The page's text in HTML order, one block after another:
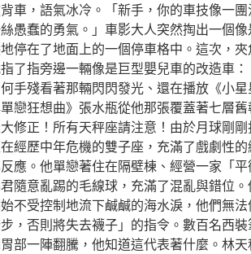
車，語氣冰冷。「新手，你的車技像一
愚蠢的勇氣。」車影大人突然掏出一個
停在了地面上的一個停車格中。這次，
了指旁邊一輛像是巨型嬰兒車的改造車
手殘看著那輛閃閃發光、還在播放《小
戀狂想曲》張水瓶從他那張覆蓋著七層
修正！所有天秤座請注意！由於月球剛
經歷中年危機的雙子座，充滿了戲劇性
應。他單戀著住在隔壁棟、經營一家「
隨意亂踢的毛線球，充滿了混亂與錯位
不受控制地流下鹹鹹的海水淚，他們無
，否則將失去襪子」的指令。數百名西
部一陣翻騰，他知道這代表著什麼。林